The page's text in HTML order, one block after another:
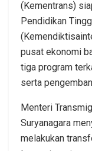
(Kementrans)
Pendidikan
pusat ekonomi
tiga program
serta
Menteri
Suryanagara
melakukan